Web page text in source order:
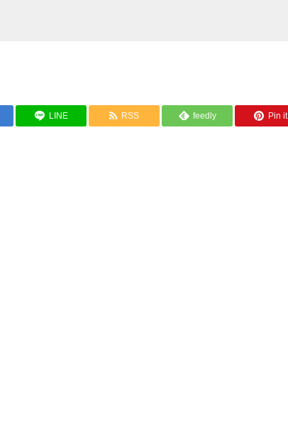
LINE RSS feedly Pin it